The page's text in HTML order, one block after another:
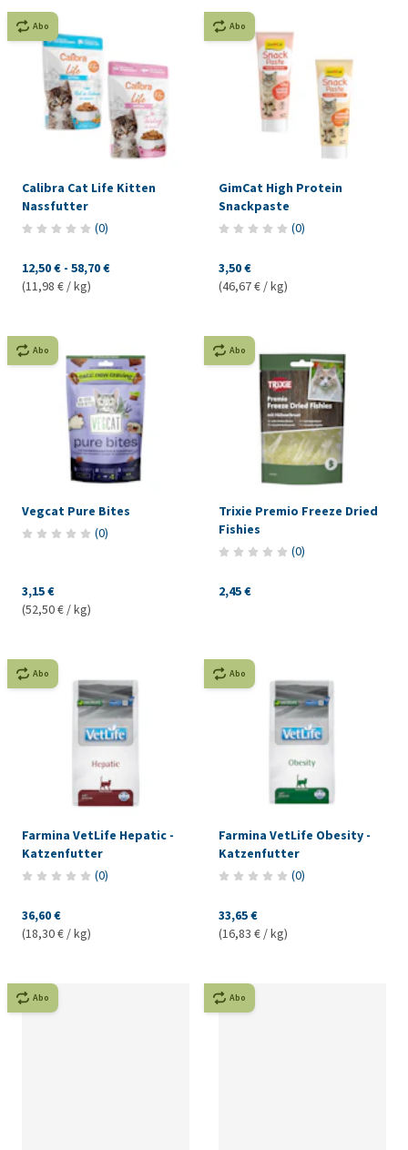
Abo
Calibra Cat Life Kitten
Nassfutter
(0)
12,50 € - 58,70 €
(11,98 € / kg)
Abo
GimCat High Protein
Snackpaste
(0)
3,50 €
(46,67 € / kg)
Abo
Vegcat Pure Bites
(0)
3,15 €
(52,50 € / kg)
Abo
Trixie Premio Freeze Dried
Fishies
(0)
2,45 €
Abo
Farmina VetLife Hepatic -
Katzenfutter
(0)
36,60 €
(18,30 € / kg)
Abo
Farmina VetLife Obesity -
Katzenfutter
(0)
33,65 €
(16,83 € / kg)
Abo Abo